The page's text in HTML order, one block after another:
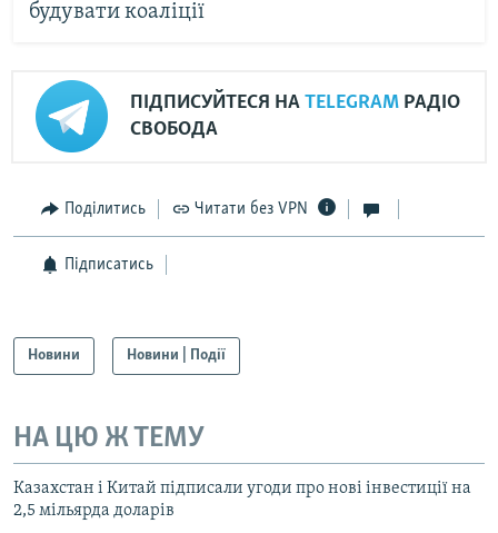
будувати коаліції
ПІДПИСУЙТЕСЯ НА TELEGRAM РАДІО
СВОБОДА
Поділитись Читати без VPN
Підписатись
Новини Новини | Події
НА ЦЮ Ж ТЕМУ
Казахстан і Китай підписали угоди про нові інвестиції на
2,5 мільярда доларів